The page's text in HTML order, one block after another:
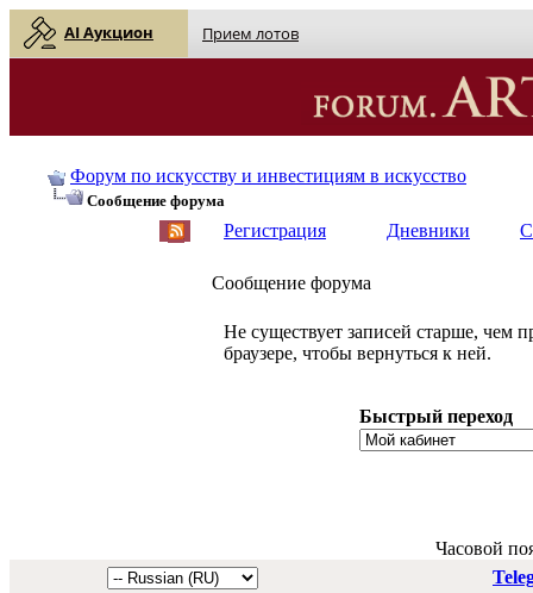
AI Аукцион Прием лотов
Форум по искусству и инвестициям в искусство
Сообщение форума
Регистрация Дневники
Сообщение форума
Не существует записей старше,
браузере, чтобы вернуться к ней.
Быстрый переход
Часовой